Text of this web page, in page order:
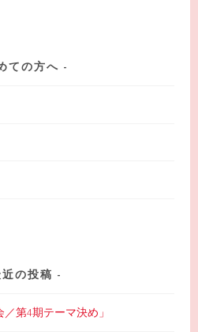
ての方へ
の投稿
第4期テーマ決め」